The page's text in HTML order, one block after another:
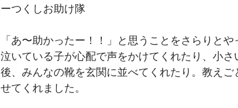
ーつくしお助け隊
「あ〜助かったー！！」と思うことをさらりとや
泣いている子が心配で声をかけてくれたり、小
後、みんなの靴を玄関に並べてくれたり。教え
せてくれました。